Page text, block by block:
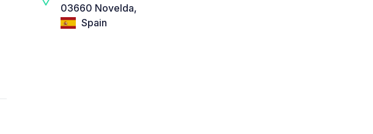
03660 Novelda,
Spain